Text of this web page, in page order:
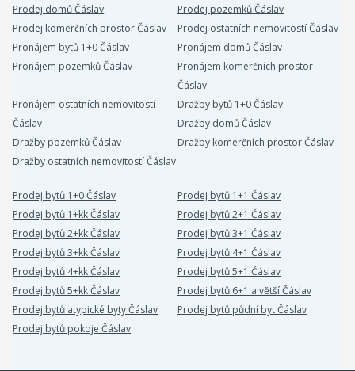
Prodej domů Čáslav
Prodej pozemků Čáslav
Prodej komerčních prostor Čáslav
Prodej ostatních nemovitostí Čáslav
Pronájem bytů 1+0 Čáslav
Pronájem domů Čáslav
Pronájem pozemků Čáslav
Pronájem komerčních prostor
Čáslav
Pronájem ostatních nemovitostí
Čáslav
Dražby bytů 1+0 Čáslav
Dražby domů Čáslav
Dražby pozemků Čáslav
Dražby komerčních prostor Čáslav
Dražby ostatních nemovitostí Čáslav
Prodej bytů 1+0 Čáslav
Prodej bytů 1+1 Čáslav
Prodej bytů 1+kk Čáslav
Prodej bytů 2+1 Čáslav
Prodej bytů 2+kk Čáslav
Prodej bytů 3+1 Čáslav
Prodej bytů 3+kk Čáslav
Prodej bytů 4+1 Čáslav
Prodej bytů 4+kk Čáslav
Prodej bytů 5+1 Čáslav
Prodej bytů 5+kk Čáslav
Prodej bytů 6+1 a větší Čáslav
Prodej bytů atypické byty Čáslav
Prodej bytů půdní byt Čáslav
Prodej bytů pokoje Čáslav